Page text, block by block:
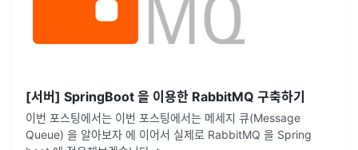
[서버] SpringBoot 을 이용한 RabbitMQ 구축하기
이번 포스팅에서는 이번 포스팅에서는 메세지 큐(Message
Queue) 을 알아보자 에 이어서 실제로 RabbitMQ 을 Spring